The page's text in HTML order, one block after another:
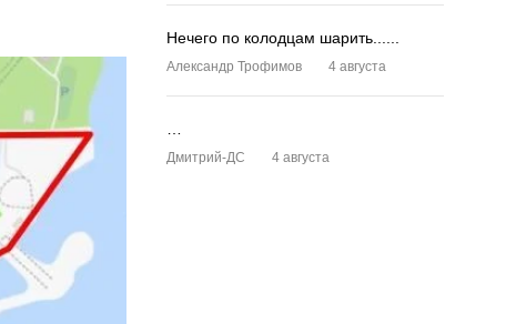
Нечего по колодцам шарить......
Александр Трофимов 4 августа
Дмитрий-ДС 4 августа